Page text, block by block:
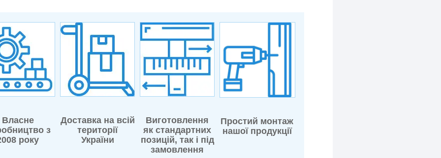
Власне
з
року
Доставка на всій
території
України
Виготовлення
як стандартних
позицій, так і під
замовлення
Простий монтаж
нашої продукції